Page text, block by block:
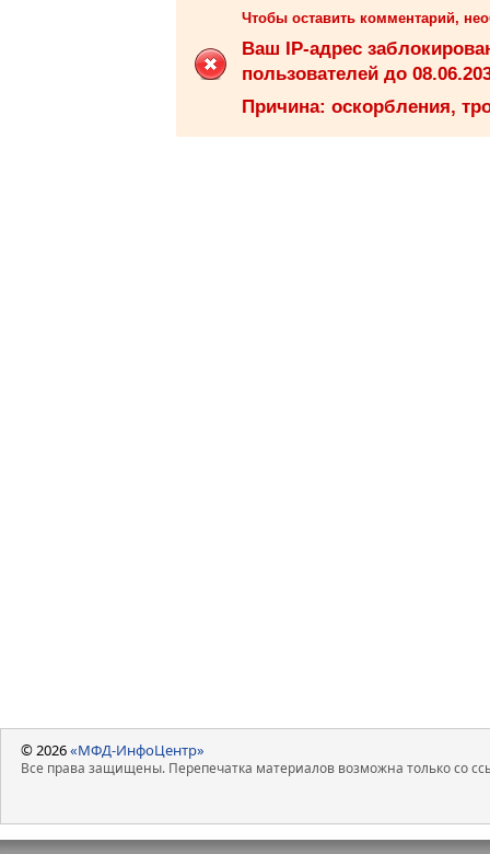
Чтобы оставить комментарий,
Ваш IP-адрес
пользователей до
Причина: оскорбления,
© 2026«МФД-ИнфоЦентр»
Все права защищены. Перепечатка материалов возможна только со